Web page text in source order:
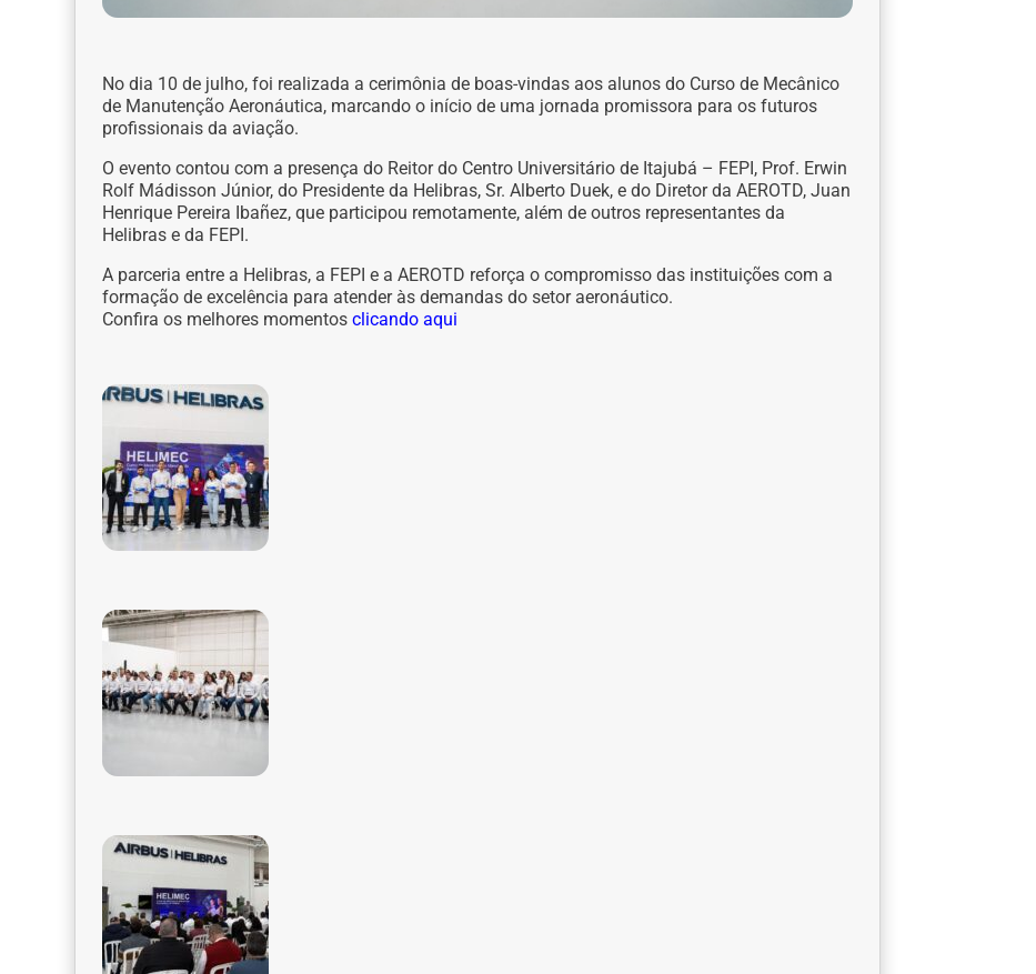
No dia 10 de julho, foi realizada a cerimônia de boas-vindas aos alunos do Curso de Mecânico
de Manutenção Aeronáutica, marcando o início de uma jornada promissora para os futuros
profissionais da aviação.
O evento contou com a presença do Reitor do Centro Universitário de Itajubá – FEPI, Prof. Erwin
Rolf Mádisson Júnior, do Presidente da Helibras, Sr. Alberto Duek, e do Diretor da AEROTD, Juan
Henrique Pereira Ibañez, que participou remotamente, além de outros representantes da
Helibras e da FEPI.
A parceria entre a Helibras, a FEPI e a AEROTD reforça o compromisso das instituições com a
formação de excelência para atender às demandas do setor aeronáutico.
Confira os melhores momentosclicando aqui